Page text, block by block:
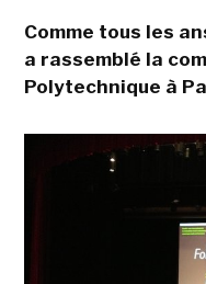
Comme tous les
a rassemblé la
Polytechnique à